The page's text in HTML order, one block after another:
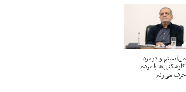
می‌ایستم و درباره
کارشکنی‌ها با مردم
حرف می‌زنم